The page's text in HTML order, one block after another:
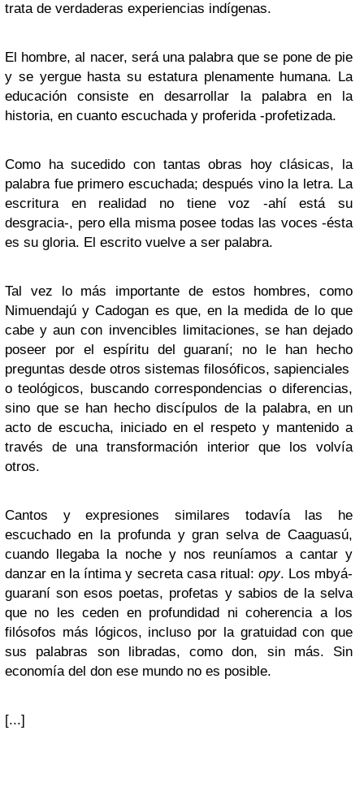
trata de verdaderas experiencias indígenas.
El hombre, al nacer, será una palabra que se pone de pie
y se yergue hasta su estatura plenamente humana. La
educación consiste en desarrollar la palabra en la
historia, en cuanto escuchada y proferida -profetizada.
Como ha sucedido con tantas obras hoy clásicas, la
palabra fue primero escuchada; después vino la letra. La
escritura en realidad no tiene voz -ahí está su
desgracia-, pero ella misma posee todas las voces -ésta
es su gloria. El escrito vuelve a ser palabra.
Tal vez lo más importante de estos hombres, como
Nimuendajú y Cadogan es que, en la medida de lo que
cabe y aun con invencibles limitaciones, se han dejado
poseer por el espíritu del guaraní; no le han hecho
preguntas desde otros sistemas filosóficos, sapienciales
o teológicos, buscando correspondencias o diferencias,
sino que se han hecho discípulos de la palabra, en un
acto de escucha, iniciado en el respeto y mantenido a
través de una transformación interior que los volvía
otros.
Cantos y expresiones similares todavía las he
escuchado en la profunda y gran selva de Caaguasú,
cuando llegaba la noche y nos reuníamos a cantar y
danzar en la íntima y secreta casa ritual: opy. Los mbyá-
guaraní son esos poetas, profetas y sabios de la selva
que no les ceden en profundidad ni coherencia a los
filósofos más lógicos, incluso por la gratuidad con que
sus palabras son libradas, como don, sin más. Sin
economía del don ese mundo no es posible.
[...]